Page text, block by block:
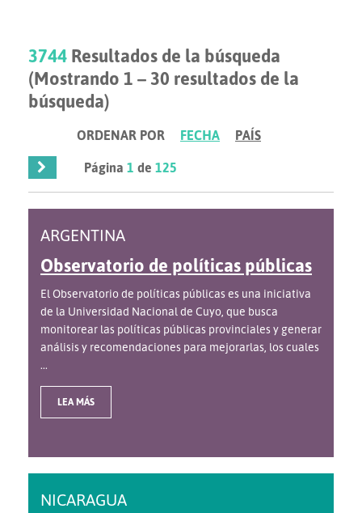
3744 Resultados de la búsqueda
(Mostrando 1 – 30 resultados de la
búsqueda)
ORDENAR POR FECHA
PAÍS
Página1 de125
ARGENTINA
Observatorio de políticas públicas
El Observatorio de políticas públicas es una iniciativa
de la Universidad Nacional de Cuyo, que busca
monitorear las políticas públicas provinciales y generar
análisis y recomendaciones para mejorarlas, los cuales
...
LEA MÁS
NICARAGUA